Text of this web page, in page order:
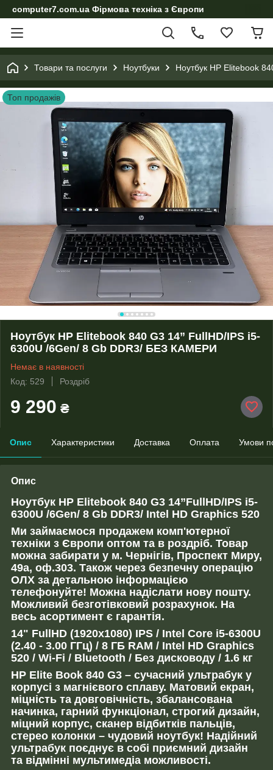
computer7.com.ua Фірмова техніка з Європи
Товари та послуги Ноутбуки Ноутбук HP Elitebook
Топ продажів
Ноутбук HP Elitebook 840 G3 14” FullHD/IPS i5-
6300U /6Gen/ 8 Gb DDR3/ БЕЗ КАМЕРИ
Немає в наявності
Код: 529
Роздріб
9 290 ₴
Опис Характеристики Доставка Оплата Умови
Опис
Ноутбук HP Elitebook 840 G3 14”FullHD/IPS i5-
6300U /6Gen/ 8 Gb DDR3/ Intel HD Graphics 520
Ми займаємося продажем комп'ютерної
техніки з Європи оптом та в роздріб. Товар
можна забирати у м. Чернігів, Проспект Миру,
49а, оф.303. Також через безпечну операцію
ОЛХ за детальною інформацією
телефонуйте! Можна надіслати нову пошту.
Можливий безготівковий розрахунок. На
весь асортимент є гарантія.
14" FullHD (1920x1080) IPS / Intel Core i5-6300U
(2.40 - 3.00 ГГц) / 8 ГБ RAM / Intel HD Graphics
520 / Wi-Fi / Bluetooth / Без дисководу / 1.6 кг
HP Elite Book 840 G3 – сучасний ультрабук у
корпусі з магнієвого сплаву. Матовий екран,
міцність та довговічність, збалансована
начинка, гарний функціонал, строгий дизайн,
міцний корпус, сканер відбитків пальців,
стерео колонки – чудовий ноутбук! Надійний
ультрабук поєднує в собі приємний дизайн
та відмінні мультимедіа можливості.